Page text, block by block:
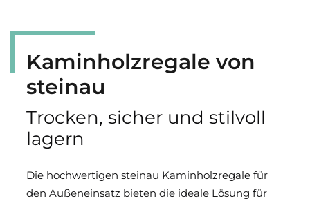
Kaminholz­regale von
steinau
Trocken, sicher und stilvoll
lagern
Die hochwertigen steinau Kaminholzregale für
den Außeneinsatz bieten die ideale Lösung für